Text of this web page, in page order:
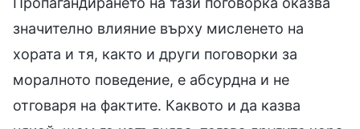
значително влияние върху мисленето на
хората и тя, както и други поговорки за
моралното поведение, е абсурдна и не
отговаря на фактите. Каквото и да казва